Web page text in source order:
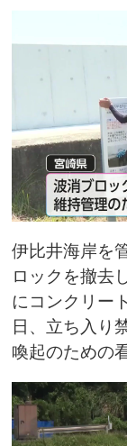
伊比井海岸を
ロックを撤去
にコンクリー
日、立ち入り
喚起のための